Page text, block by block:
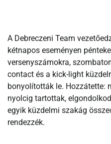
A Debreczeni Team
kétnapos eseményen
versenyszámokra,
contact és a kick-light
bonyolították le. Hozzátette:
nyolcig tartottak,
egyik küzdelmi szakág
rendezzék.